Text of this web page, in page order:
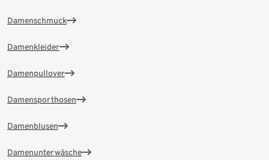
Damenschmuck
Damenkleider
Damenpullover
Damensporthosen
Damenblusen
Damenunterwäsche